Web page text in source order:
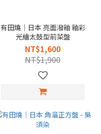
有田燒｜日本 亮面潑釉 釉彩
光繪太鼓型前菜盤
NT$1,600
NT$1,900